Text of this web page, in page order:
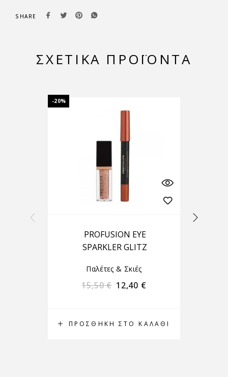
SHARE
ΣΧΕΤΙΚΆ ΠΡΟΪΌΝΤΑ
-20%
ΠΡΟΣΘΉΚΗ ΣΤΟ ΚΑΛΆΘΙ
PROFUSION EYE
SPARKLER GLITZ
Παλέτες & Σκιές
15,50€ 12,40 €